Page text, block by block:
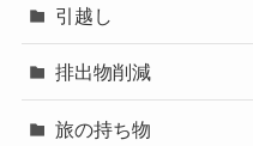
引越し
排出物削減
旅の持ち物